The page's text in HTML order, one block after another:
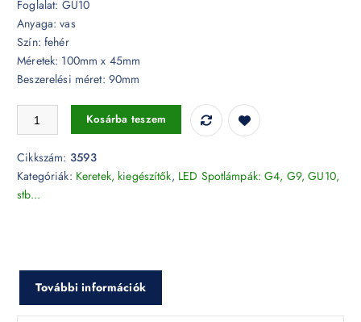
Foglalat: GU10
Anyaga: vas
Szín: fehér
Méretek: 100mm x 45mm
Beszerelési méret: 90mm
GU10 billenthető keret fehér kör - 3593 mennyiség
Kosárba teszem
Cikkszám: 3593
Kategóriák: Keretek, kiegészítők, LED Spotlámpák: G4, G9, GU10,
stb...
További információk